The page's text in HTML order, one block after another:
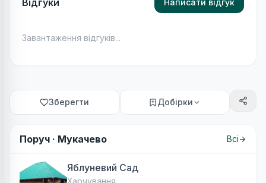
Відгуки Написати відгук
Завантаження відгуків...
Зберегти Добірки
Поруч · Мукачево Всі
Яблуневий Сад
Харчування